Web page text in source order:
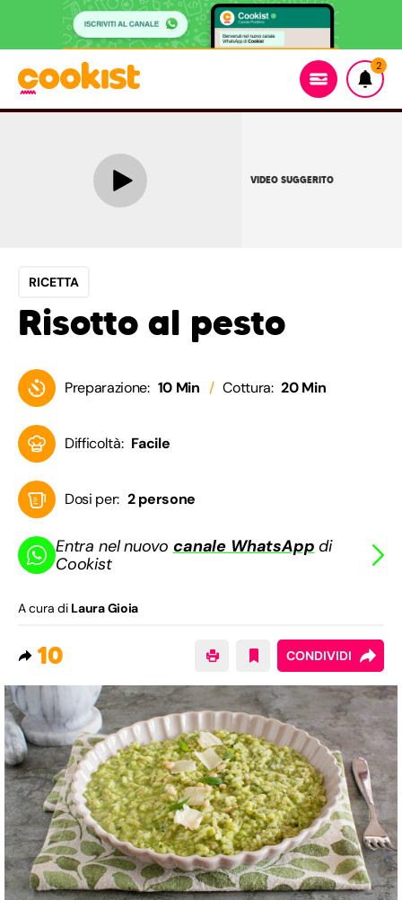
2
VIDEO SUGGERITO
RICETTA
Risotto al pesto
Preparazione: 10 Min Cottura: 20 Min
Difficoltà: Facile
Dosi per: 2 persone
Entra nel nuovocanale WhatsApp di
Cookist
A cura di Laura Gioia
10 CONDIVIDI